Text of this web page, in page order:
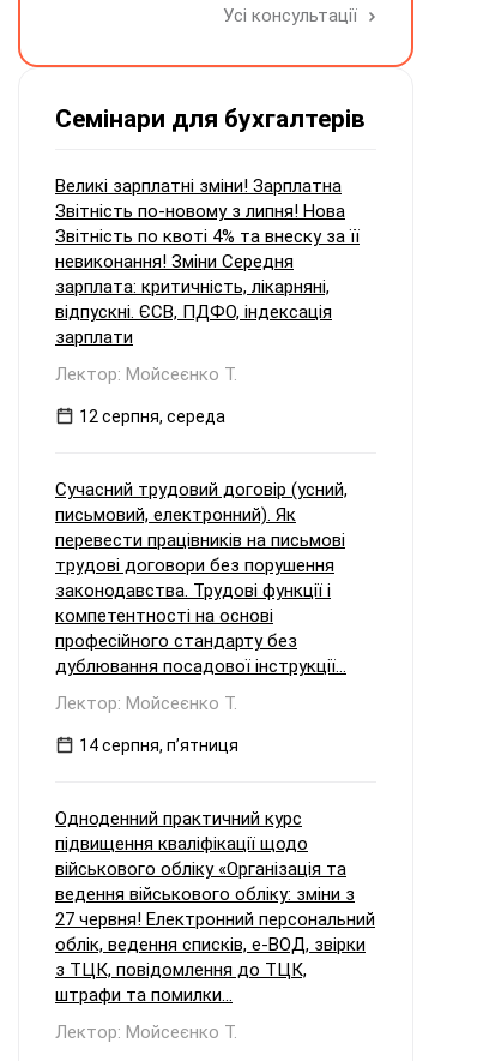
невикористаних днів відпустки при
Усі консультації
Семінари для бухгалтерів
Великі зарплатні зміни! Зарплатна
Звітність по-новому з липня! Нова
Звітність по квоті 4% та внеску за її
невиконання! Зміни Середня
зарплата: критичність, лікарняні,
відпускні. ЄСВ, ПДФО, індексація
зарплати
Лектор: Мойсеєнко Т.
12 серпня, середа
Сучасний трудовий договір (усний,
письмовий, електронний). Як
перевести працівників на письмові
трудові договори без порушення
законодавства. Трудові функції і
компетентності на основі
професійного стандарту без
дублювання посадової інструкції...
Лектор: Мойсеєнко Т.
14 серпня, пʼятниця
Одноденний практичний курс
підвищення кваліфікації щодо
військового обліку «Організація та
ведення військового обліку: зміни з
27 червня! Електронний персональний
облік, ведення списків, е-ВОД, звірки
з ТЦК, повідомлення до ТЦК,
штрафи та помилки...
Лектор: Мойсеєнко Т.